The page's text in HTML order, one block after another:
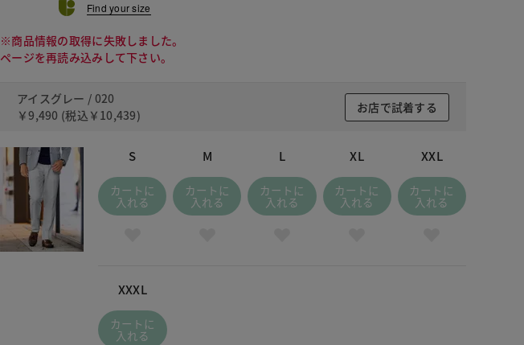
010 ホワイト
Find your size
※商品情報の取得に失敗しました。
ページを再読み込みして下さい。
アイスグレー / 020
￥9,490 (税込 ￥10,439)
お店で試着する
S
カートに
入れる
M
カートに
入れる
L
カートに
入れる
XL
カートに
入れる
XXL
カートに
入れる
XXXL
カートに
入れる